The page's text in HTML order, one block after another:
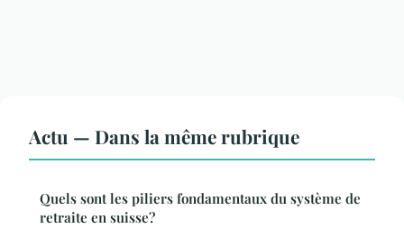
Actu — Dans la même rubrique
Quels sont les piliers fondamentaux du système de
retraite en suisse?